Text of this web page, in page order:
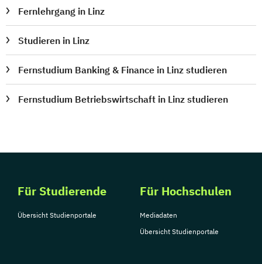
Fernlehrgang in Linz
Studieren in Linz
Fernstudium Banking & Finance in Linz studieren
Fernstudium Betriebswirtschaft in Linz studieren
Für Studierende
Übersicht Studienportale
Für Hochschulen
Mediadaten
Übersicht Studienportale